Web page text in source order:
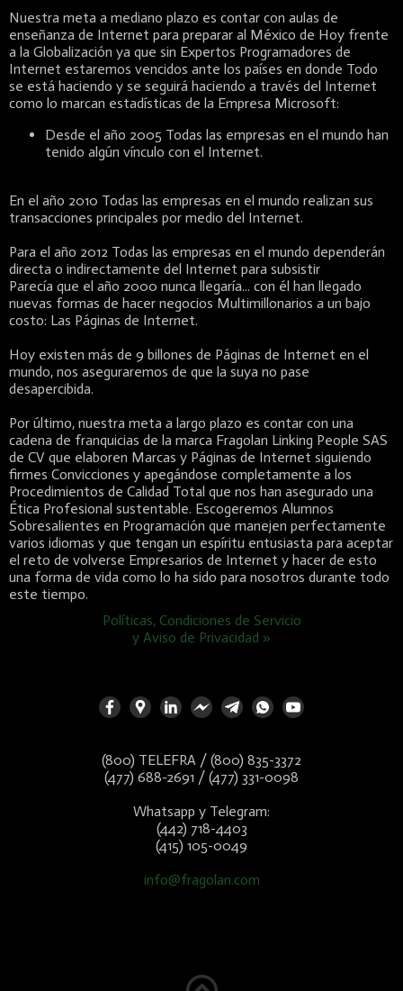
Nuestra meta a mediano plazo es contar con aulas de
enseñanza de Internet para preparar al México de Hoy frente
a la Globalización ya que sin Expertos Programadores de
Internet estaremos vencidos ante los países en donde Todo
se está haciendo y se seguirá haciendo a través del Internet
como lo marcan estadísticas de la Empresa Microsoft:
Desde el año 2005 Todas las empresas en el mundo han
tenido algún vínculo con el Internet.
En el año 2010 Todas las empresas en el mundo realizan sus
transacciones principales por medio del Internet.
Para el año 2012 Todas las empresas en el mundo dependerán
directa o indirectamente del Internet para subsistir
Parecía que el año 2000 nunca llegaría... con él han llegado
nuevas formas de hacer negocios Multimillonarios a un bajo
costo: Las Páginas de Internet.
Hoy existen más de 9 billones de Páginas de Internet en el
mundo, nos aseguraremos de que la suya no pase
desapercibida.
Por último, nuestra meta a largo plazo es contar con una
cadena de franquicias de la marca Fragolan Linking People SAS
de CV que elaboren Marcas y Páginas de Internet siguiendo
firmes Convicciones y apegándose completamente a los
Procedimientos de Calidad Total que nos han asegurado una
Ética Profesional sustentable. Escogeremos Alumnos
Sobresalientes en Programación que manejen perfectamente
varios idiomas y que tengan un espíritu entusiasta para aceptar
el reto de volverse Empresarios de Internet y hacer de esto
una forma de vida como lo ha sido para nosotros durante todo
este tiempo.
Políticas, Condiciones de Servicio
y Aviso de Privacidad »
(800) TELEFRA / (800) 835-3372
(477) 688-2691 / (477) 331-0098
Whatsapp y Telegram:
(442) 718-4403
(415) 105-0049
info@fragolan.com